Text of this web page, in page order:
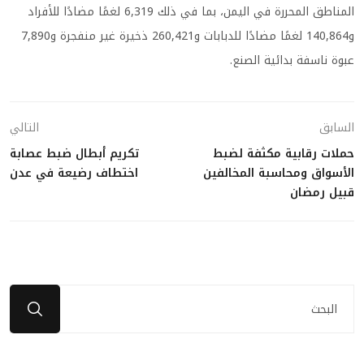
المناطق المحررة في اليمن، بما في ذلك 6,319 لغمًا مضادًا للأفراد
و140,864 لغمًا مضادًا للدبابات و260,421 ذخيرة غير منفجرة و7,890
عبوة ناسفة بدائية الصنع.
السابق
حملات رقابية مكثفة لضبط
الأسواق ومحاسبة المخالفين
قبيل رمضان
التالي
تكريم أبطال ضبط عصابة
اختطاف رضيعة في عدن